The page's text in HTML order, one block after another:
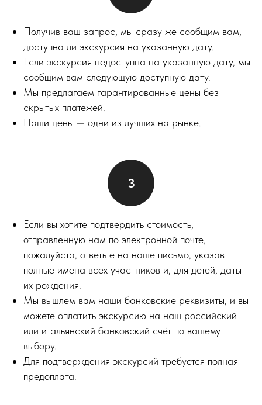
Получив ваш запрос, мы сразу же сообщим вам,
доступна ли экскурсия на указанную дату.
Если экскурсия недоступна на указанную дату, мы
сообщим вам следующую доступную дату.
Мы предлагаем гарантированные цены без
скрытых платежей.
Наши цены — одни из лучших на рынке.
Если вы хотите подтвердить стоимость,
отправленную нам по электронной почте,
пожалуйста, ответьте на наше письмо, указав
полные имена всех участников и, для детей, даты
их рождения.
Мы вышлем вам наши банковские реквизиты, и вы
можете оплатить экскурсию на наш российский
или итальянский банковский счёт по вашему
выбору.
Для подтверждения экскурсий требуется полная
предоплата.